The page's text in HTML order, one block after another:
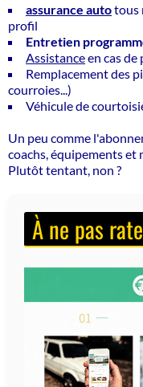
assurance autotous
profil
Entretien
Assistanceen cas
Remplacement des
courroies...)
Véhicule de
Un peu comme
coachs, équipements et
Plutôt tentant, non ?
À ne pas